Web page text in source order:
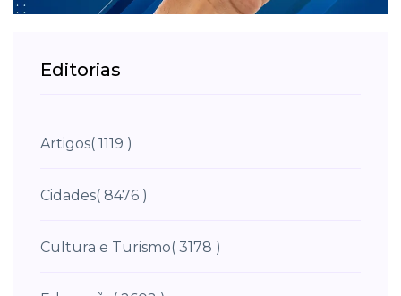
Editorias
Artigos( 1119 )
Cidades( 8476 )
Cultura e Turismo( 3178 )